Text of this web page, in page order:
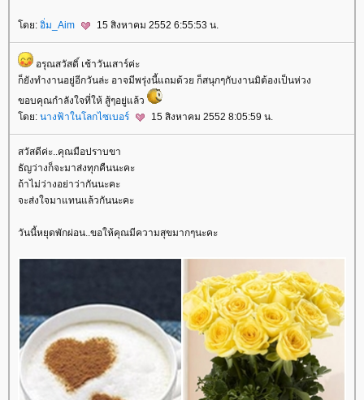
ดย: อิ่ม_Aim 15 สิงหาคม 2552 6:55:53 น.
อรุณสวัสดิ์ เช้าวันเสาร์ค่ะ
ก็ยังทำงานอยู่อีกวันล่ะ อาจมีพรุ่งนี้แถมด้วย ก็สนุกๆกับงานมิต้องเป็นห่วง
ขอบคุณกำลังใจที่ให้ สู้ๆอยู่แล้ว
ดย: นางฟ้าในโลกไซเบอร์ 15 สิงหาคม 2552 8:05:59 น.
สวัสดีค่ะ..คุณมือปราบขา
ธัญว่างก็จะมาส่งทุกคืนนะคะ
ถ้าไม่ว่างอย่าว่ากันนะคะ
จะส่งใจมาแทนแล้วกันนะคะ
วันนี้หยุดพักผ่อน..ขอให้คุณมีความสุขมากๆนะคะ